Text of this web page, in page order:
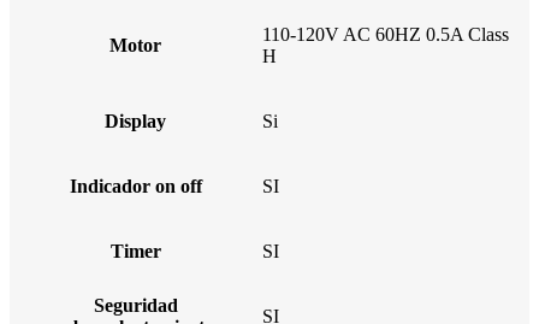
Motor
110-120V AC 60HZ 0.5A Class
H
Display Si
Indicador on off SI
Timer SI
Seguridad
SI